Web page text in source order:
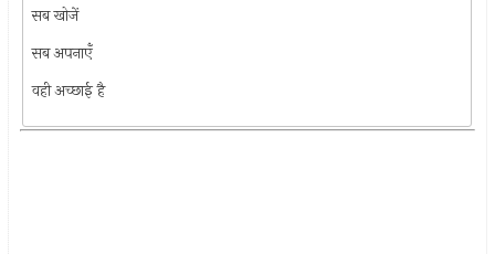
सब खोजें
सब अपनाएँ
वही अच्छाई है